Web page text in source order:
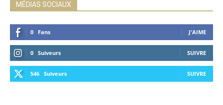
MÉDIAS SOCIAUX
0 Fans J'AIME
0 Suiveurs SUIVRE
546 Suiveurs SUIVRE